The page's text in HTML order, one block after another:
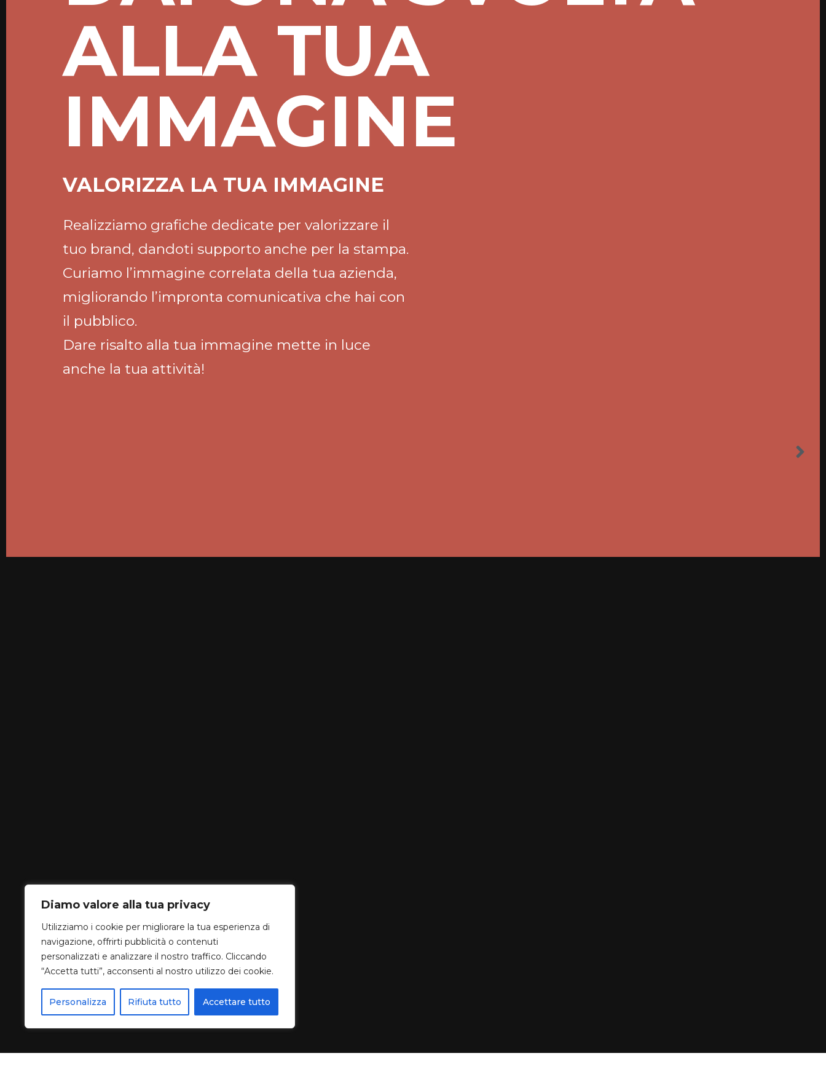
Diamo valore alla tua privacy
Utilizziamo i cookie per migliorare la tua esperienza di
navigazione, offrirti pubblicità o contenuti
personalizzati e analizzare il nostro traffico. Cliccando
“Accetta tutti”, acconsenti al nostro utilizzo dei cookie.
Personalizza Rifiuta tutto Accettare tutto
ALLA TUA
IMMAGINE
VALORIZZA LA TUA IMMAGINE
Realizziamo grafiche dedicate per valorizzare il
tuo brand, dandoti supporto anche per la stampa.
Curiamo l’immagine correlata della tua azienda,
migliorando l’impronta comunicativa che hai con
il pubblico.
Dare risalto alla tua immagine mette in luce
anche la tua attività!